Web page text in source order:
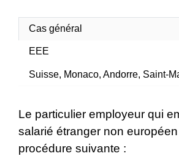
Cas général
EEE
Suisse, Monaco, Andorre, Saint-
Le particulier employeur qui
salarié étranger non
procédure suivante :